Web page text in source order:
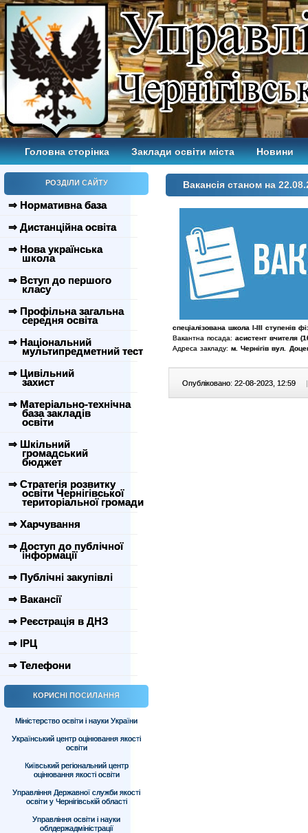
Головна сторінка Заклади освіти міста Новини
РОЗДІЛИ САЙТУ
⇒ Нормативна база
⇒ Дистанційна освіта
⇒ Нова українська
школа
⇒ Вступ до першого
класу
⇒ Профільна загальна
середня освіта
⇒ Національний
мультипредметний тест
⇒ Цивільний
захист
⇒ Матеріально-технічна
база закладів
освіти
⇒ Шкільний
громадський
бюджет
⇒ Стратегія розвитку
освіти Чернігівської
територіальної громади
⇒ Харчування
⇒ Доступ до публічної
інформації
⇒ Публічні закупівлі
⇒ Вакансії
⇒ Реєстрація в ДНЗ
⇒ ІРЦ
⇒ Телефони
КОРИСНІ ПОСИЛАННЯ
Міністерство освіти і науки України
Український центр оцінювання якості
освіти
Київський регіональний центр
оцінювання якості освіти
Управління Державної служби якості
освіти у Чернігівській області
Управління освіти і науки
облдержадміністрації
Вакансія станом на
спеціалізована школа I-III ступенів
Вакантна посада:асистент вчителя
Адреса закладу: м. Чернігів вул.
Опубліковано: 22-08-2023, 12:59 |